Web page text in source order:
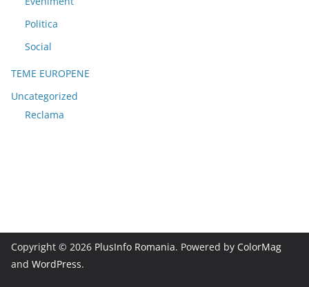
Politica
Social
TEME EUROPENE
Uncategorized
Reclama
Copyright © 2026 PlusInfo Romania. Powered by ColorMag
and WordPress.